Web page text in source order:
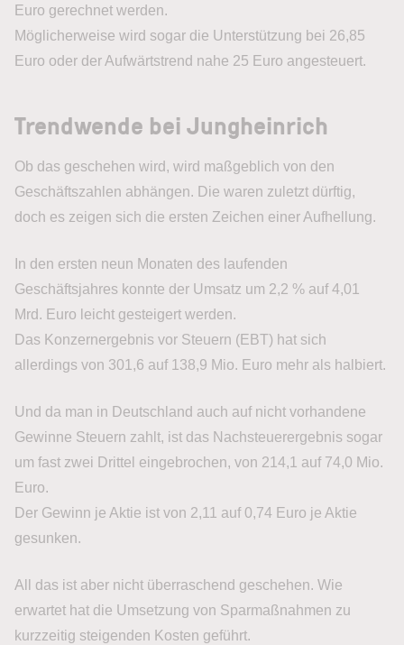
Euro gerechnet werden.
Möglicherweise wird sogar die Unterstützung bei 26,85
Euro oder der Aufwärtstrend nahe 25 Euro angesteuert.
Trendwende bei Jungheinrich
Ob das geschehen wird, wird maßgeblich von den
Geschäftszahlen abhängen. Die waren zuletzt dürftig,
doch es zeigen sich die ersten Zeichen einer Aufhellung.
In den ersten neun Monaten des laufenden
Geschäftsjahres konnte der Umsatz um 2,2 % auf 4,01
Mrd. Euro leicht gesteigert werden.
Das Konzernergebnis vor Steuern (EBT) hat sich
allerdings von 301,6 auf 138,9 Mio. Euro mehr als halbiert.
Und da man in Deutschland auch auf nicht vorhandene
Gewinne Steuern zahlt, ist das Nachsteuerergebnis sogar
um fast zwei Drittel eingebrochen, von 214,1 auf 74,0 Mio.
Euro.
Der Gewinn je Aktie ist von 2,11 auf 0,74 Euro je Aktie
gesunken.
All das ist aber nicht überraschend geschehen. Wie
erwartet hat die Umsetzung von Sparmaßnahmen zu
kurzzeitig steigenden Kosten geführt.